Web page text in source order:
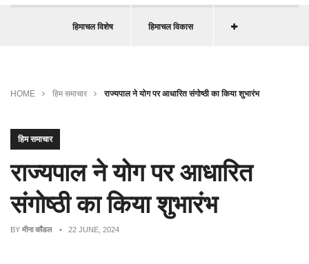
हिमाचल विशेष हिमाचल विकास
HOME हिम समाचार राज्यपाल ने योग पर आधारित संगोष्ठी का किया शुभारंभ
हिम समाचार
राज्यपाल ने योग पर आधारित
संगोष्ठी का किया शुभारंभ
BY मीना कौंडल • 22 JUNE, 2024